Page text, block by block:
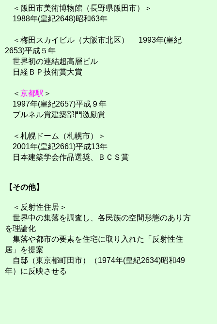
＜飯田市美術博物館（長野県飯田市）＞
1988年(皇紀2648)昭和63年
＜梅田スカイビル（大阪市北区） 1993年(皇紀
2653)平成５年
世界初の連結超高層ビル
日経ＢＰ技術賞大賞
＜ 京都駅 ＞
1997年(皇紀2657)平成９年
ブルネル賞建築部門激励賞
＜札幌ドーム（札幌市）＞
2001年(皇紀2661)平成13年
日本建築学会作品選奨、ＢＣＳ賞
【その他】
＜反射性住居＞
世界中の集落を調査し、各民族の空間形態のあり方
を理論化
集落や都市の要素を住宅に取り入れた「反射性住
居」を提案
自邸（東京都町田市）（1974年(皇紀2634)昭和49
年）に反映させる